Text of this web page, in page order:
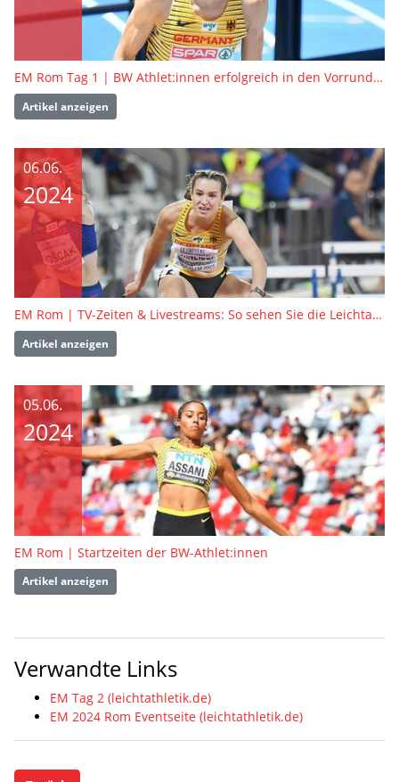
EM Rom Tag 1 | BW Athlet:innen erfolgreich in den Vorrunden
Artikel anzeigen
06.06.
2024
EM Rom | TV-Zeiten & Livestreams: So sehen Sie die Leichtathletik-EM in Rom live
Artikel anzeigen
05.06.
2024
EM Rom | Startzeiten der BW-Athlet:innen
Artikel anzeigen
Verwandte Links
EM Tag 2 (leichtathletik.de)
EM 2024 Rom Eventseite (leichtathletik.de)